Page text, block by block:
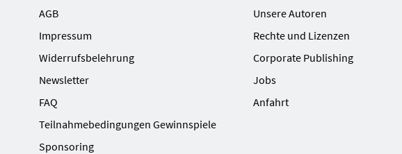
AGB
Impressum
Widerrufsbelehrung
Newsletter
FAQ
Teilnahmebedingungen Gewinnspiele
Sponsoring
Unsere Autoren
Rechte und Lizenzen
Corporate Publishing
Jobs
Anfahrt